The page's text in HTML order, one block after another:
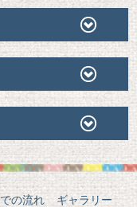
の流れ
ギャラリー